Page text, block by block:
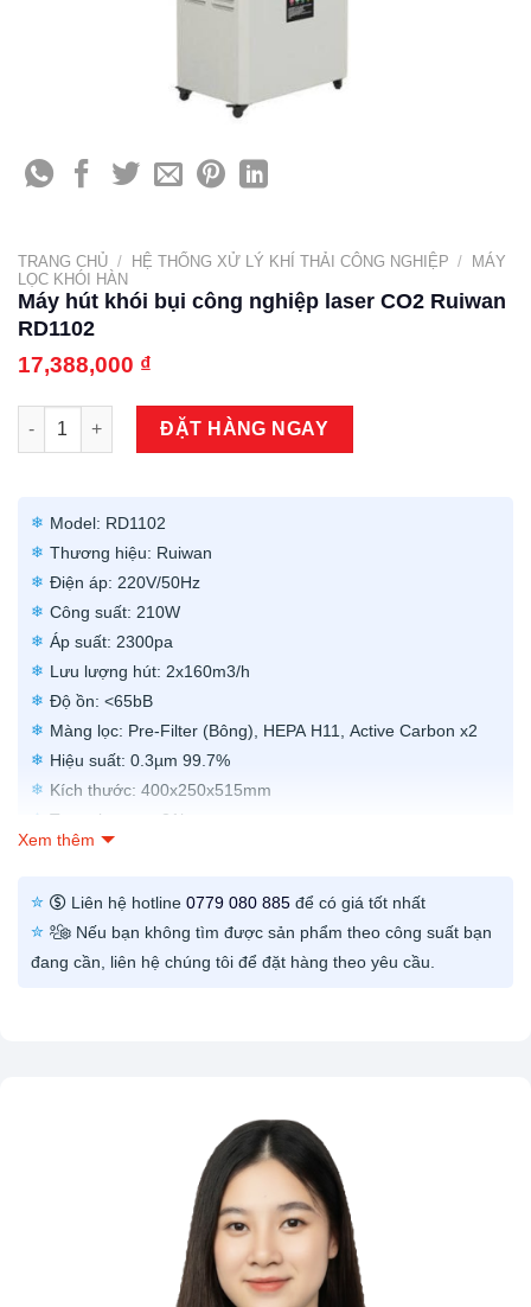
TRANG CHỦ / HỆ THỐNG XỬ LÝ KHÍ THẢI CÔNG NGHIỆP /
MÁY
LỌC KHÓI HÀN
Máy hút khói bụi công nghiệp laser CO2 Ruiwan
RD1102
17,388,000 ₫
Máy hút khói bụi công nghiệp laser CO2 Ruiwan RD1102 số
ĐẶT HÀNG NGAY
Model: RD1102
Thương hiệu: Ruiwan
Điện áp: 220V/50Hz
Công suất: 210W
Áp suất: 2300pa
Lưu lượng hút: 2x160m3/h
Độ ồn: <65bB
Màng lọc: Pre-Filter (Bông), HEPA H11, Active Carbon x2
Hiệu suất: 0.3µm 99.7%
Kích thước: 400x250x515mm
Trọng lượng: ~21kg
Đường kính tay hút: 2xΦ75mm
Tay hút: Nhựa UPVC
Vỏ: Thép sơn tĩnh điện
Điều khiển từ xa: Có
Xem thêm
Liên hệ hotline 0779 080 885 để có giá tốt nhất
Nếu bạn không tìm được sản phẩm theo công suất bạn
đang cần, liên hệ chúng tôi để đặt hàng theo yêu cầu.